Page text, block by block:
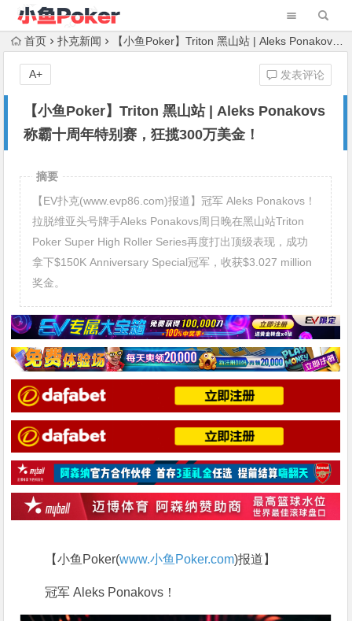
首页 扑克新闻 【小鱼Poker】Triton 黑山站 | Aleks Ponakovs 称霸十周年特别赛，狂揽300万美金！
【小鱼Poker】Triton 黑山站 | Aleks Ponakovs
称霸十周年特别赛，狂揽300万美金！
发表评论
A+
摘要
【EV扑克(www.evp86.com)报道】冠军 Aleks Ponakovs！
拉脱维亚头号牌手Aleks Ponakovs周日晚在黑山站Triton
Poker Super High Roller Series再度打出顶级表现，成功
拿下$150K Anniversary Special冠军，收获$3.027 million
奖金。
【小鱼Poker(www.小鱼Poker.com)报道】
冠军 Aleks Ponakovs！